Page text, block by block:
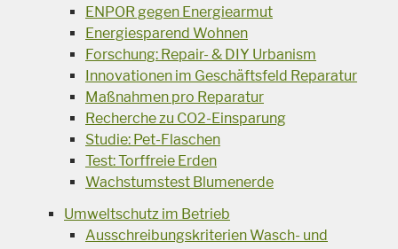
ENPOR gegen Energiearmut
Energiesparend Wohnen
Forschung: Repair- & DIY Urbanism
Innovationen im Geschäftsfeld Reparatur
Maßnahmen pro Reparatur
Recherche zu CO2-Einsparung
Studie: Pet-Flaschen
Test: Torffreie Erden
Wachstumstest Blumenerde
Umweltschutz im Betrieb
Ausschreibungskriterien Wasch- und